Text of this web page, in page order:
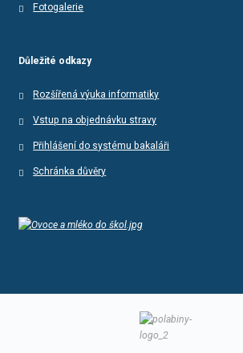
Fotogalerie
Důležité odkazy
Rozšířená výuka informatiky
Vstup na objednávku stravy
Přihlášení do systému bakaláři
Schránka důvěry